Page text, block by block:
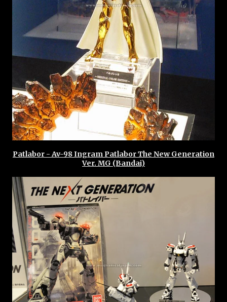
Patlabor - Av-98 Ingram Patlabor The New Generation
Ver. MG (Bandai)